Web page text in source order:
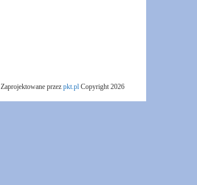
Zaprojektowane przez pkt.pl Copyright 2026